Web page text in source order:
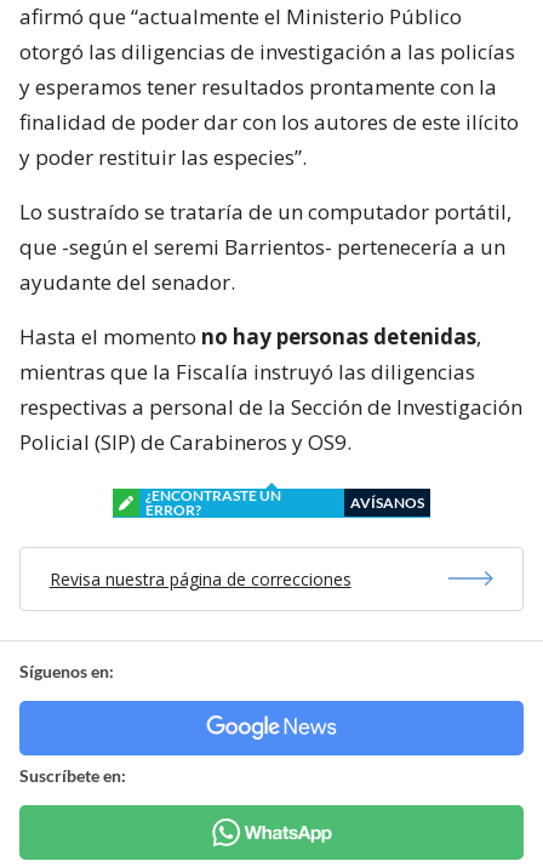
afirmó que “actualmente el Ministerio Público
otorgó las diligencias de investigación a las policías
y esperamos tener resultados prontamente con la
finalidad de poder dar con los autores de este ilícito
y poder restituir las especies”.
Lo sustraído se trataría de un computador portátil,
que -según el seremi Barrientos- pertenecería a un
ayudante del senador.
Hasta el momento no hay personas detenidas,
mientras que la Fiscalía instruyó las diligencias
respectivas a personal de la Sección de Investigación
Policial (SIP) de Carabineros y OS9.
¿ENCONTRASTE UN
ERROR?
AVÍSANOS
Revisa nuestra página de correcciones
Síguenos en:
Suscríbete en: